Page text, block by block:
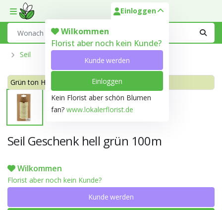
Toggle mobile menu
Einloggen
Wilkommen
Florist aber noch kein Kunde?
Kunde werden
Einloggen
Kein Florist aber schön Blumen
fan? www.lokalerflorist.de
Seil
Grün ton Hell grün 149D
Seil Geschenk hell grün 100m
Wilkommen
Florist aber noch kein Kunde?
Kunde werden